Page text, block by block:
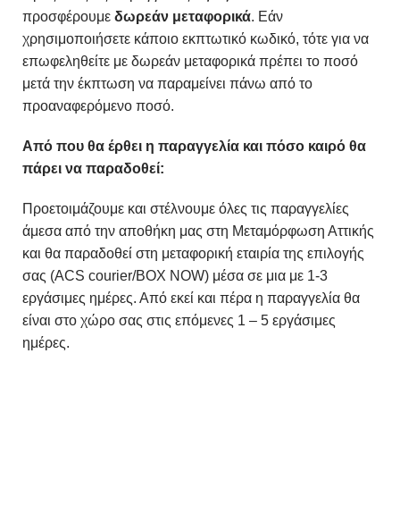
προσφέρουμε δωρεάν μεταφορικά. Εάν
χρησιμοποιήσετε κάποιο εκπτωτικό κωδικό, τότε για να
επωφεληθείτε με δωρεάν μεταφορικά πρέπει το ποσό
μετά την έκπτωση να παραμείνει πάνω από το
προαναφερόμενο ποσό.
Από που θα έρθει η παραγγελία και πόσο καιρό θα
πάρει να παραδοθεί:
Προετοιμάζουμε και στέλνουμε όλες τις παραγγελίες
άμεσα από την αποθήκη μας στη Μεταμόρφωση Αττικής
και θα παραδοθεί στη μεταφορική εταιρία της επιλογής
σας (ACS courier/BOX NOW) μέσα σε μια με 1-3
εργάσιμες ημέρες. Από εκεί και πέρα η παραγγελία θα
είναι στο χώρο σας στις επόμενες 1 – 5 εργάσιμες
ημέρες.